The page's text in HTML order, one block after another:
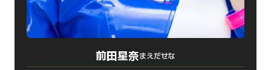
前田星奈まえだせな